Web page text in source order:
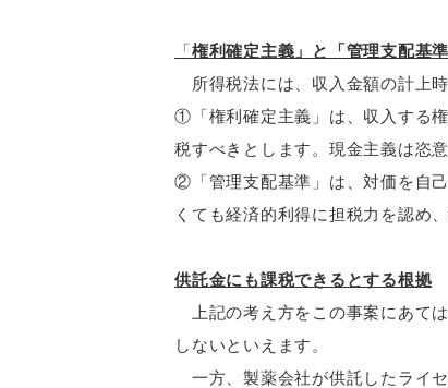
「権利確定主義」と「管理支配基準
所得税法には、収入金額の計上
①「権利確定主義」は、収入する
税すべきとします。現金主義は恣
②「管理支配基準」は、対価を自
くても経済的利得に担税力を認め
供託金にも課税できるとする根拠
上記の考え方をこの事案にあて
しないといえます。
一方、製薬会社が供託したライ